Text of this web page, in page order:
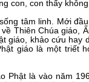
con, con thấy
tâm linh. Mới
Thiên Chúa giáo,
giáo, khảo cứu
giáo là một triết
Phật là vào năm